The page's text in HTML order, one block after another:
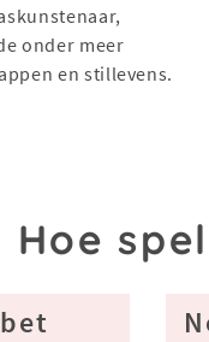
onder meer
en stillevens.
Hoe